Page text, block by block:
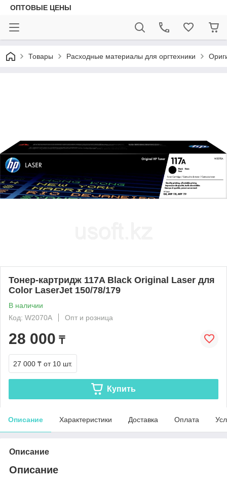
ОПТОВЫЕ ЦЕНЫ
Товары Расходные материалы для оргтехники
Тонер-картридж 117A Black Original Laser для
Color LaserJet 150/78/179
В наличии
Код: W2070A
Опт и розница
28 000 ₸
27 000 ₸ от 10 шт.
Купить
Описание Характеристики Доставка Оплата
Описание
Описание